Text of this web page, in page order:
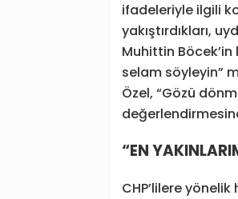
ifadeleriyle ilgili
yakıştırdıkları,
Muhittin Böcek’in
selam söyleyin”
Özel, “Gözü
“EN
CHP’lilere